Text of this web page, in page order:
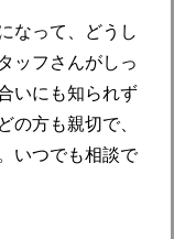
なって、どうし
ッフさんがしっ
いにも知られず
の方も親切で、
いつでも相談で